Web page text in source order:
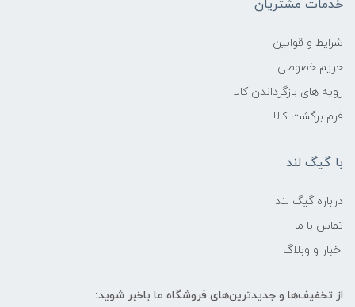
خدمات مشتریان
شرایط و قوانین
حریم خصوصی
رویه های بازگرداندن کالا
فرم برگشت کالا
با گیگ لند
درباره گیگ لند
تماس با ما
اخبار و وبلاگ
از تخفیف‌ها و جدیدترین‌های فروشگاه ما باخبر شوید: